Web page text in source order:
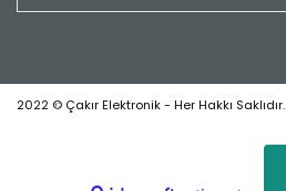
2022 © Çakır Elektronik - Her Hakkı Saklıdır.